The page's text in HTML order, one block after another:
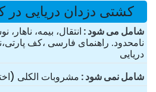
کشتی دزدان دریایی در
شامل می شود انتقال، بیمه،
نامحدود. راهنمای فارسی ،کف
دریایی
شامل نمی شود مشروبات الکلی